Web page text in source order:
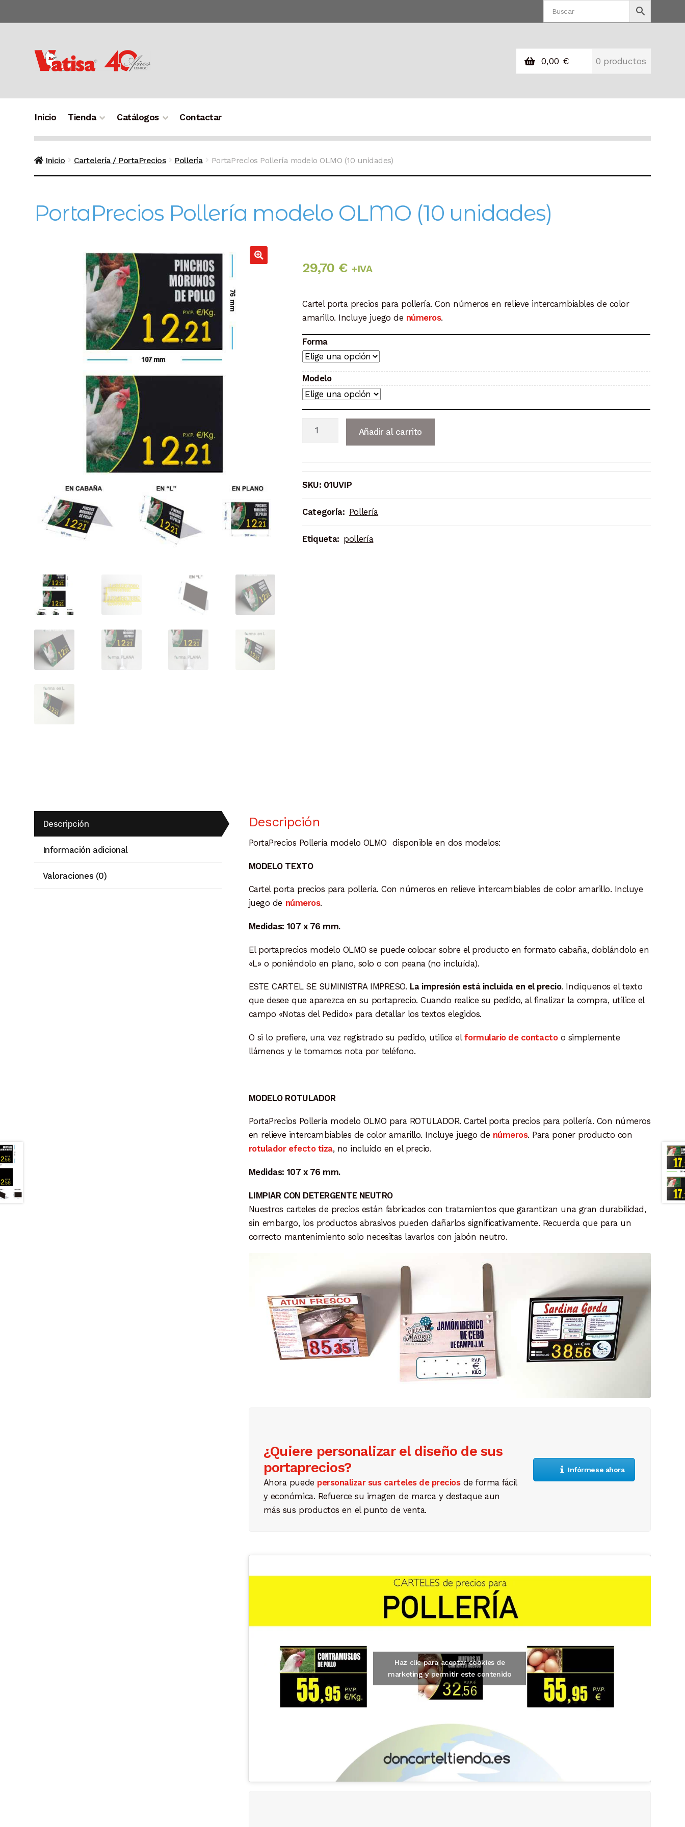
a
navegación
al
0,00 € 0 productos
Inicio Tienda Catálogos Contactar
Inicio Cartelería / PortaPrecios Pollería PortaPrecios Pollería modelo OLMO (10 unidades)
PortaPrecios Pollería modelo OLMO (10 unidades)
29,70 € +IVA
Cartel porta precios para pollería. Con números en relieve intercambiables de color
amarillo. Incluye juego de números.
Forma
Modelo
PortaPrecios
(10
cantidad
Añadir al carrito
SKU: 01UVIP
Categoría: Pollería
Etiqueta: pollería
Descripción
Información adicional
Valoraciones (0)
Descripción
PortaPrecios Pollería modelo OLMO disponible en dos modelos:
MODELO TEXTO
Cartel porta precios para pollería. Con números en relieve intercambiables de color amarillo. Incluye
juego de números.
Medidas: 107 x 76 mm.
El portaprecios modelo OLMO se puede colocar sobre el producto en formato cabaña, doblándolo en
«L» o poniéndolo en plano, solo o con peana (no incluída).
ESTE CARTEL SE SUMINISTRA IMPRESO. La impresión está incluida en el precio. Indíquenos el texto
que desee que aparezca en su portaprecio. Cuando realice su pedido, al finalizar la compra, utilice el
campo «Notas del Pedido» para detallar los textos elegidos.
O si lo prefiere, una vez registrado su pedido, utilice el formulario de contactoo simplemente
llámenos y le tomamos nota por teléfono.
MODELO ROTULADOR
PortaPrecios Pollería modelo OLMO para ROTULADOR. Cartel porta precios para pollería. Con números
en relieve intercambiables de color amarillo. Incluye juego de números. Para poner producto con
rotulador efecto tiza, no incluido en el precio.
Medidas: 107 x 76 mm.
LIMPIAR CON DETERGENTE NEUTRO
Nuestros carteles de precios están fabricados con tratamientos que garantizan una gran durabilidad,
sin embargo, los productos abrasivos pueden dañarlos significativamente. Recuerda que para un
correcto mantenimiento solo necesitas lavarlos con jabón neutro.
¿Quiere personalizar el diseño de sus
portaprecios?
Ahora puede personalizar sus carteles de preciosde forma fácil
y económica. Refuerce su imagen de marca y destaque aun
más sus productos en el punto de venta.
Infórmese ahora
Haz clic para aceptar cookies de
marketing y permitir este contenido